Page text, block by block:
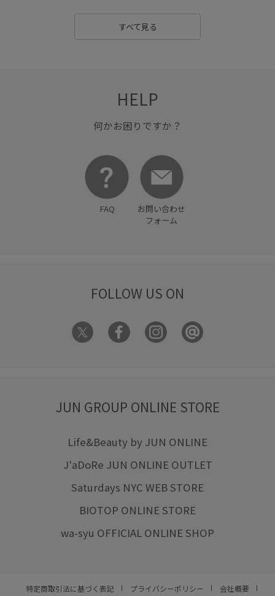
すべて見る
HELP
何かお困りですか？
FAQ
お問い合わせ
フォーム
FOLLOW US ON
JUN GROUP ONLINE STORE
Life&Beauty by JUN ONLINE
J'aDoRe JUN ONLINE OUTLET
Saturdays NYC WEB STORE
BIOTOP ONLINE STORE
wa-syu OFFICIAL ONLINE SHOP
特定商取引法に基づく表記 プライバシーポリシー 会社概要